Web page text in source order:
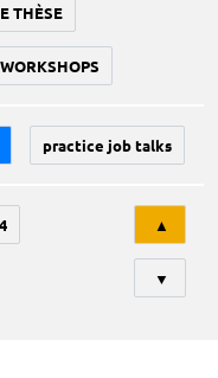
THÈSE
practice job talks
▲
▼